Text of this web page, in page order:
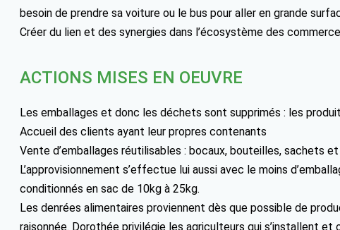
besoin de prendre sa voiture ou le bus pour aller en grande
Créer du lien et des synergies dans l’écosystème des
ACTIONS MISES EN OEUVRE
Les emballages et donc les déchets sont supprimés : les
Accueil des clients ayant leur propres contenants
Vente d’emballages réutilisables : bocaux, bouteilles, sachets
L’approvisionnement s’effectue lui aussi avec le moins
conditionnés en sac de 10kg à 25kg.
Les denrées alimentaires proviennent dès que possible de
raisonnée. Dorothée privilégie les agriculteurs qui s’installent